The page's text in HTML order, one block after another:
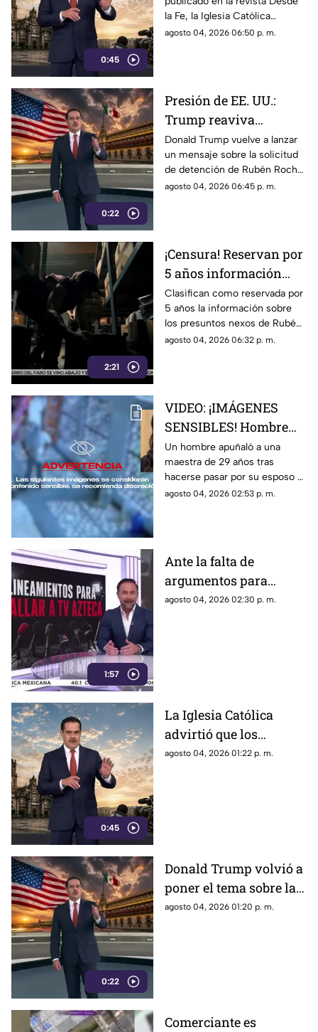
0:45
defensa de las
audiencias podrían
convertirse en un
la Fe, la Iglesia Católica
advirtió que los lineamientos
agosto 04, 2026 06:50 p. m.
0:22
Presión de EE. UU.:
Trump reaviva
señalamientos contra
Rubén Rocha Moya y
Enrique Inzunza
Donald Trump vuelve a lanzar
un mensaje sobre la solicitud
de detención de Rubén Rocha
Moya y Enrique Inzunza.
agosto 04, 2026 06:45 p. m.
2:21
¡Censura! Reservan por
5 años información
sobre presuntos nexos
de Rocha Moya e
Inzunza con el crimen
Clasifican como reservada por
5 años la información sobre
los presuntos nexos de Rubén
Rocha Moya y Enrique Inzunza
agosto 04, 2026 06:32 p. m.
VIDEO: ¡IMÁGENES
SENSIBLES! Hombre
apuñala más de 30
veces a maestra de 29
años en una escuela
Un hombre apuñaló a una
maestra de 29 años tras
hacerse pasar por su esposo e
ingresar a la escuela; te
agosto 04, 2026 02:53 p. m.
1:57
Ante la falta de
argumentos para
justificar lineamientos
agosto 04, 2026 02:30 p. m.
0:45
La Iglesia Católica
advirtió que los
lineamientos para la
agosto 04, 2026 01:22 p. m.
0:22
Donald Trump volvió a
poner el tema sobre la
mesa sobre la
agosto 04, 2026 01:20 p. m.
Comerciante es